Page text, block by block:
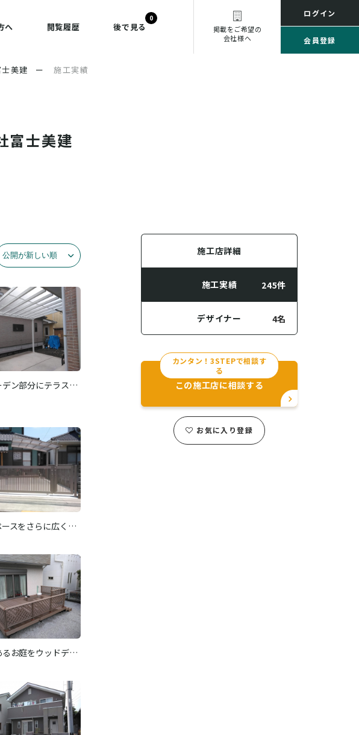
へ 閲覧履歴 後で見る
0
掲載をご希望の
会社様へ
ログイン
会員登録
美建 ー 施工実績
富士美建
施工店詳細
施工実績 245件
デザイナー 4名
カンタン！3STEPで相談す
る
この施工店に相談する
お気に入り登録
デン部分にテラス…
ースをさらに広く…
るお庭をウッドデ…